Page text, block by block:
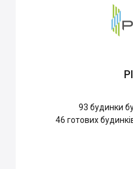
93 будинки
46 готових